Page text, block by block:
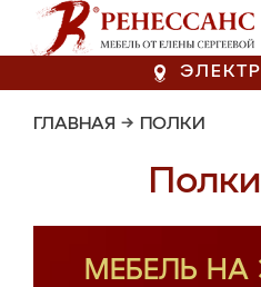
ГЛАВНАЯ → ПОЛКИ
Полки
МЕБЕЛЬ НА